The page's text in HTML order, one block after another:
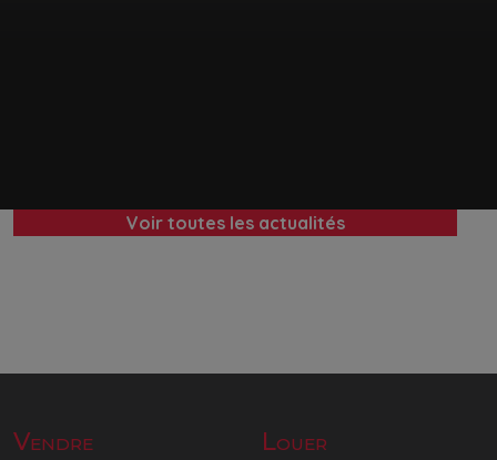
Voir toutes les actualités
Vendre Louer